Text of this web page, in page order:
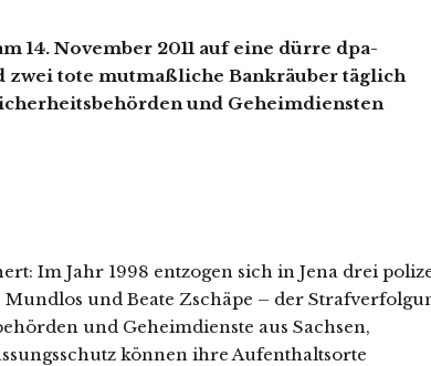
14. November 2011 auf eine dürre dpa-
tote mutmaßliche Bankräuber täglich
und Geheimdiensten
Im Jahr 1998 entzogen sich in Jena drei
und Beate Zschäpe – der
und Geheimdienste aus Sachsen,
können ihre Aufenthaltsorte